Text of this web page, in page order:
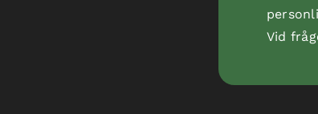
Vid